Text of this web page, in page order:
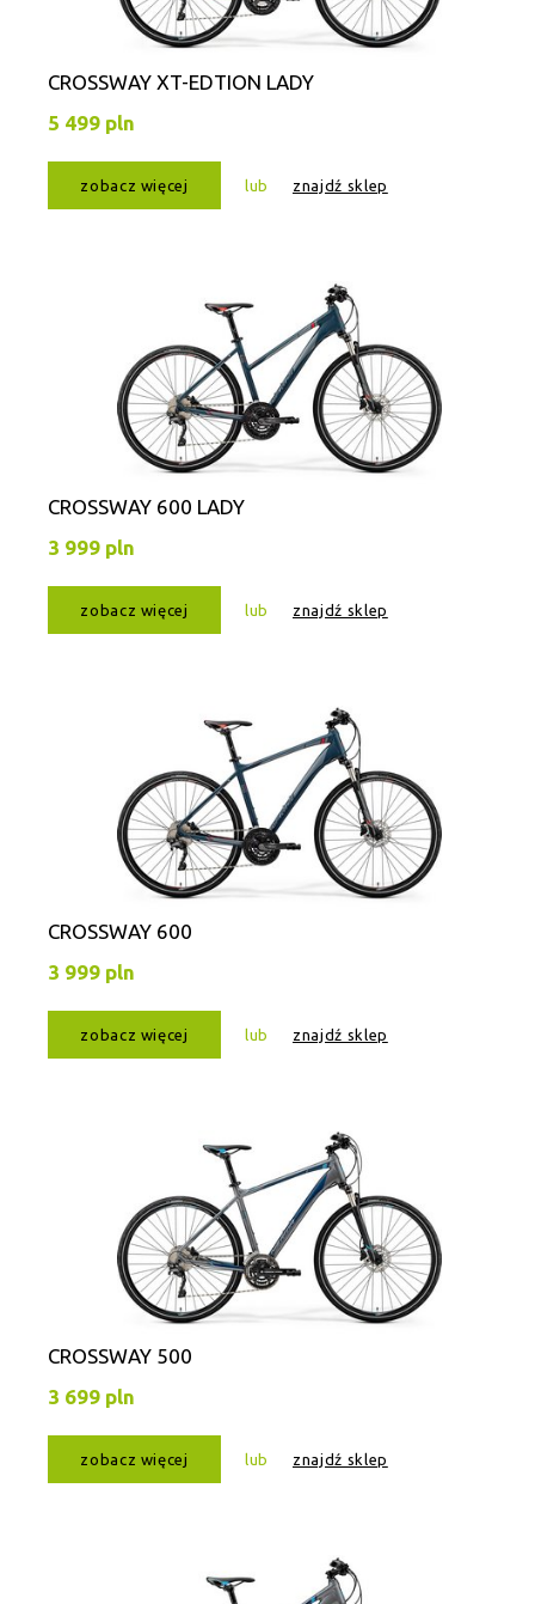
CROSSWAY XT-EDTION LADY
5 499 pln
zobacz więcej lub znajdź sklep
CROSSWAY 600 LADY
3 999 pln
zobacz więcej lub znajdź sklep
CROSSWAY 600
3 999 pln
zobacz więcej lub znajdź sklep
CROSSWAY 500
3 699 pln
zobacz więcej lub znajdź sklep